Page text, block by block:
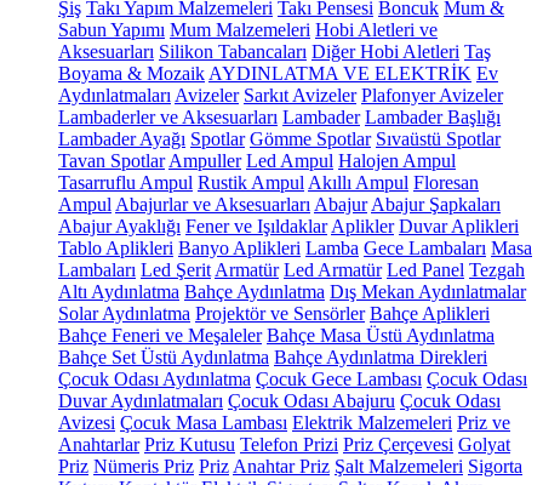
Şiş Takı Yapım Malzemeleri Takı Pensesi Boncuk Mum &
Sabun Yapımı Mum Malzemeleri Hobi Aletleri ve
Aksesuarları Silikon Tabancaları Diğer Hobi Aletleri Taş
Boyama & Mozaik AYDINLATMA VE ELEKTRİK Ev
Aydınlatmaları Avizeler Sarkıt Avizeler Plafonyer Avizeler
Lambaderler ve Aksesuarları Lambader Lambader Başlığı
Lambader Ayağı Spotlar Gömme Spotlar Sıvaüstü Spotlar
Tavan Spotlar Ampuller Led Ampul Halojen Ampul
Tasarruflu Ampul Rustik Ampul Akıllı Ampul Floresan
Ampul Abajurlar ve Aksesuarları Abajur Abajur Şapkaları
Abajur Ayaklığı Fener ve Işıldaklar Aplikler Duvar Aplikleri
Tablo Aplikleri Banyo Aplikleri Lamba Gece Lambaları Masa
Lambaları Led Şerit Armatür Led Armatür Led Panel Tezgah
Altı Aydınlatma Bahçe Aydınlatma Dış Mekan Aydınlatmalar
Solar Aydınlatma Projektör ve Sensörler Bahçe Aplikleri
Bahçe Feneri ve Meşaleler Bahçe Masa Üstü Aydınlatma
Bahçe Set Üstü Aydınlatma Bahçe Aydınlatma Direkleri
Çocuk Odası Aydınlatma Çocuk Gece Lambası Çocuk Odası
Duvar Aydınlatmaları Çocuk Odası Abajuru Çocuk Odası
Avizesi Çocuk Masa Lambası Elektrik Malzemeleri Priz ve
Anahtarlar Priz Kutusu Telefon Prizi Priz Çerçevesi Golyat
Priz Nümeris Priz Priz Anahtar Priz Şalt Malzemeleri Sigorta